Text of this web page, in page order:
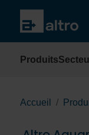
Produits
Accueil